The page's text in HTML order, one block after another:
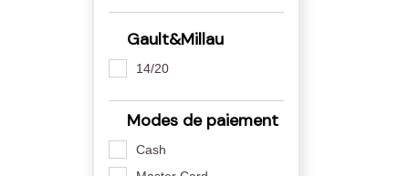
Gault&Millau
14/20
Modes de paiement
Cash